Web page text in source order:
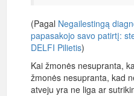
(Pagal Negailestingą
papasakojo savo patirtį:
DELFI Pilietis)
Kai žmonės nesupranta,
žmonės nesupranta, kad
atveju yra ne liga ar